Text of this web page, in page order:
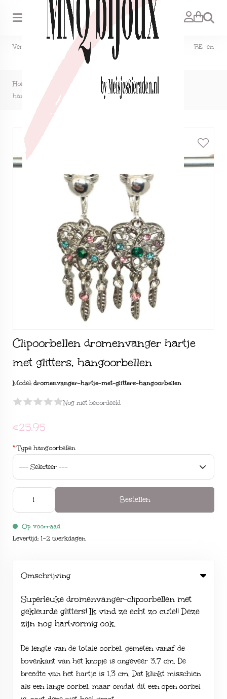
Zoeken
Verzendkosten NL €1,50, GRATIS bij bestelling vanaf €15. BE en
DE €2,95, GRATIS verzenden vanaf €50.
Home
Clipoorbellen dromenvanger hartje met glitters,
hangoorbellen
Clipoorbellen dromenvanger hartje
met glitters, hangoorbellen
Model: dromenvanger-hartje-met-glitters-hangoorbellen
Nog niet beoordeeld
€25,95
*Type hangoorbellen
Bestellen
Op voorraad
Levertijd: 1-2 werkdagen
Omschrijving
Superleuke dromenvanger-clipoorbellen met
gekleurde glitters! Ik vind ze echt zo cute!! Deze
zijn nog hartvormig ook.
De lengte van de totale oorbel, gemeten vanaf de
bovenkant van het knopje is ongeveer 3,7 cm. De
breedte van het hartje is 1,3 cm. Dat klinkt misschien
als een lange oorbel, maar omdat dit een open oorbel